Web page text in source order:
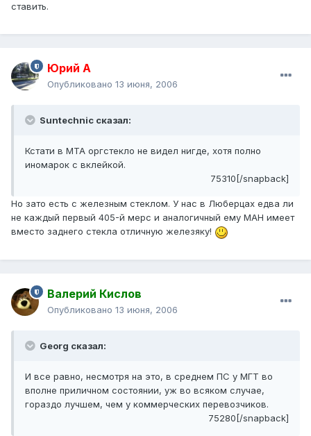
ставить.
Юрий А
Опубликовано 13 июня, 2006
Suntechnic сказал:
Кстати в МТА оргстекло не видел нигде, хотя полно
иномарок с вклейкой.
75310[/snapback]
Но зато есть с железным стеклом. У нас в Люберцах едва ли
не каждый первый 405-й мерс и аналогичный ему МАН имеет
вместо заднего стекла отличную железяку!
Валерий Кислов
Опубликовано 13 июня, 2006
Georg сказал:
И все равно, несмотря на это, в среднем ПС у МГТ во
вполне приличном состоянии, уж во всяком случае,
гораздо лучшем, чем у коммерческих перевозчиков.
75280[/snapback]